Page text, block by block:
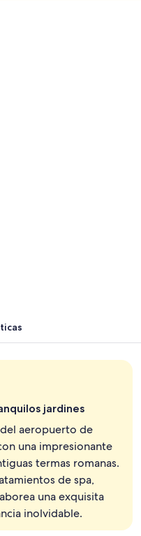
de hidromasaje al aire libre
jardines
aeropuerto de
una impresionante
termas romanas.
de spa,
una exquisita
inolvidable.